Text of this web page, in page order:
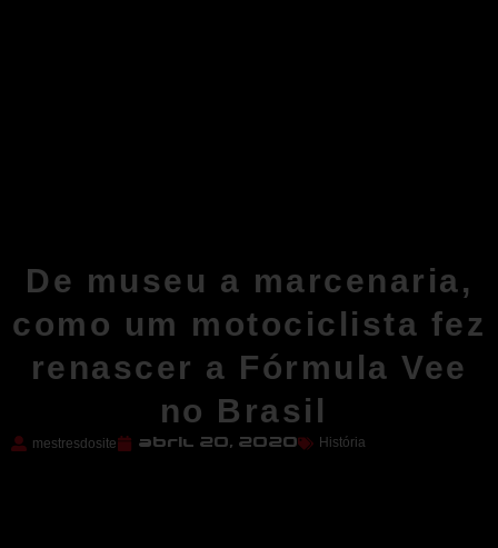
De museu a marcenaria,
como um motociclista fez
renascer a Fórmula Vee
no Brasil
mestresdosite abril 20, 2020 História